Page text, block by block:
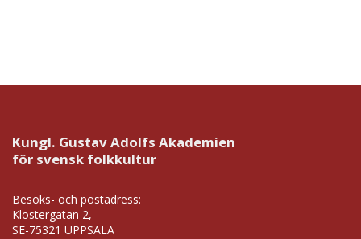
Kungl. Gustav Adolfs Akademien
för svensk folkkultur
Besöks- och postadress:
Klostergatan 2,
SE-75321 UPPSALA